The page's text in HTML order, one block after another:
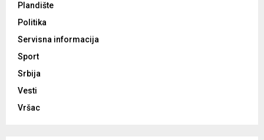
Plandište
Politika
Servisna informacija
Sport
Srbija
Vesti
Vršac